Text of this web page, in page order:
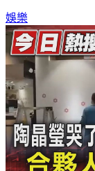
娛樂